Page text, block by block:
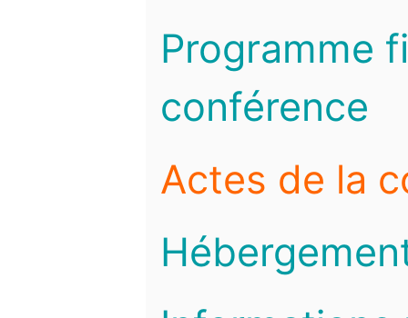
Programme
conférence
Actes de la